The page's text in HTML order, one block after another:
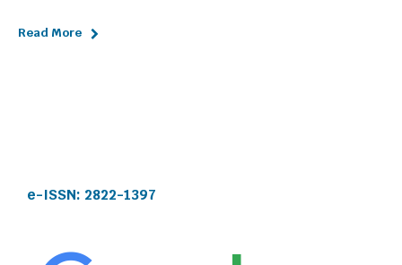
Read More
e-ISSN: 2822-1397